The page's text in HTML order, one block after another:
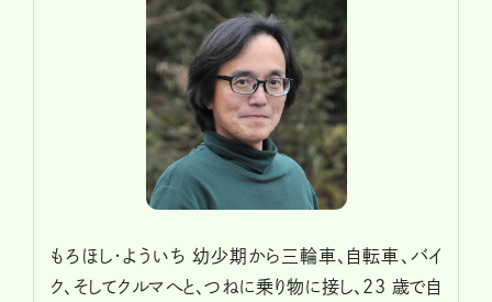
もろほし・よういち 幼少期から三輪車、自転車、バイ
ク、そしてクルマへと、つねに乗り物に接し、23 歳で自